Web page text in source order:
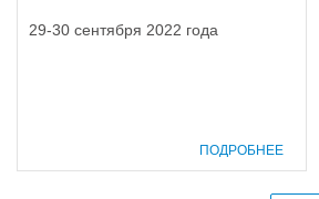
29-30 сентября 2022 года
ПОДРОБНЕЕ